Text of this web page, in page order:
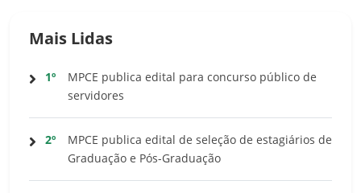
Mais Lidas
1º
MPCE publica edital para concurso público de
servidores
2º
MPCE publica edital de seleção de estagiários de
Graduação e Pós-Graduação